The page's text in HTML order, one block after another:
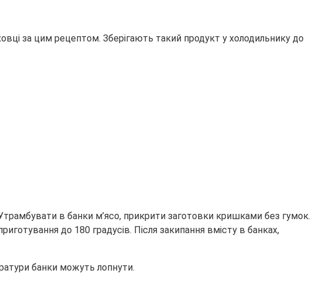
за цим рецептом. Зберігають такий продукт у холодильнику до
в банки м’ясо, прикрити заготовки кришками без гумок.
до 180 градусів. Після закипання вмісту в банках,
банки можуть лопнути.